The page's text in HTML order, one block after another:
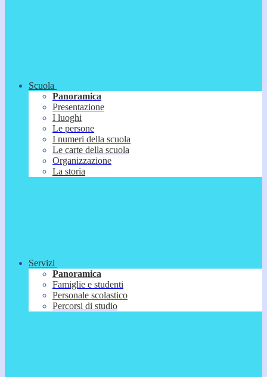
Scuola
Panoramica
Presentazione
I luoghi
Le persone
I numeri della scuola
Le carte della scuola
Organizzazione
La storia
Servizi
Panoramica
Famiglie e studenti
Personale scolastico
Percorsi di studio